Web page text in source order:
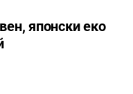
японски еко